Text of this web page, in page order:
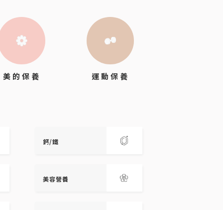
美的保養 運動保養
鈣/鐵
美容營養